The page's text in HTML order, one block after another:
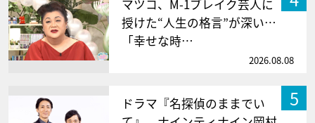
マツコ、M-1ブレイク芸人に
授けた“人生の格言”が深い…
「幸せな時…
2026.08.08
5
ドラマ『名探偵のままでい